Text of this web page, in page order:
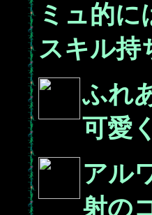
ミュ的
スキル
ふれ
可愛
アル
射の